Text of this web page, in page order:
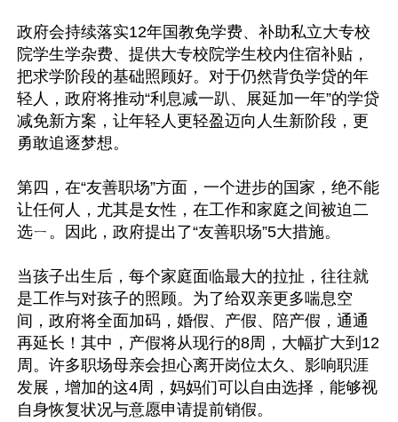
政府会持续落实12年国教免学费、补助私立大专校
院学生学杂费、提供大专校院学生校内住宿补贴，
把求学阶段的基础照顾好。对于仍然背负学贷的年
轻人，政府将推动“利息减一趴、展延加一年”的学贷
减免新方案，让年轻人更轻盈迈向人生新阶段，更
勇敢追逐梦想。
第四，在“友善职场”方面，一个进步的国家，绝不能
让任何人，尤其是女性，在工作和家庭之间被迫二
选ㄧ。因此，政府提出了“友善职场”5大措施。
当孩子出生后，每个家庭面临最大的拉扯，往往就
是工作与对孩子的照顾。为了给双亲更多喘息空
间，政府将全面加码，婚假、产假、陪产假，通通
再延长！其中，产假将从现行的8周，大幅扩大到12
周。许多职场母亲会担心离开岗位太久、影响职涯
发展，增加的这4周，妈妈们可以自由选择，能够视
自身恢复状况与意愿申请提前销假。